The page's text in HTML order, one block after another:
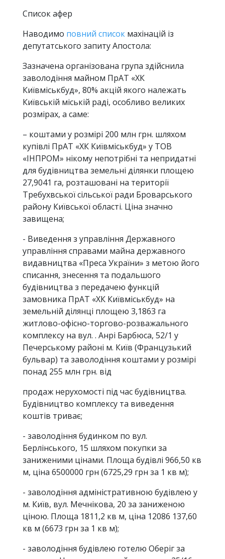
Список афер
Наводимо повний список махінацій із
депутатського запиту Апостола:
Зазначена організована група здійснила
заволодіння майном ПрАТ «ХК
Київміськбуд», 80% акцій якого належать
Київській міській раді, особливо великих
розмірах, а саме:
– коштами у розмірі 200 млн грн. шляхом
купівлі ПрАТ «ХК Київміськбуд» у ТОВ
«ІНПРОМ» нікому непотрібні та непридатні
для будівництва земельні ділянки площею
27,9041 га, розташовані на території
Требухвської сільської ради Броварського
району Київської області. Ціна значно
завищена;
- Виведення з управління Державного
управління справами майна державного
видавництва «Преса України» з метою його
списання, знесення та подальшого
будівництва з передачею функцій
замовника ПрАТ «ХК Київміськбуд» на
земельній ділянці площею 3,1863 га
житлово-офісно-торгово-розважального
комплексу на вул. . Анрі Барбюса, 52/1 у
Печерському районі м. Київ (Французький
бульвар) та заволодіння коштами у розмірі
понад 255 млн грн. від
продаж нерухомості під час будівництва.
Будівництво комплексу та виведення
коштів триває;
- заволодіння будинком по вул.
Берлінського, 15 шляхом покупки за
заниженими цінами. Площа будівлі 966,50 кв
м, ціна 6500000 грн (6725,29 грн за 1 кв м);
- заволодіння адміністративною будівлею у
м. Київ, вул. Мечнікова, 20 за заниженою
ціною. Площа 1811,2 кв м, ціна 12086 137,60
кв м (6673 грн за 1 кв м);
- заволодіння будівлею готелю Оберіг за